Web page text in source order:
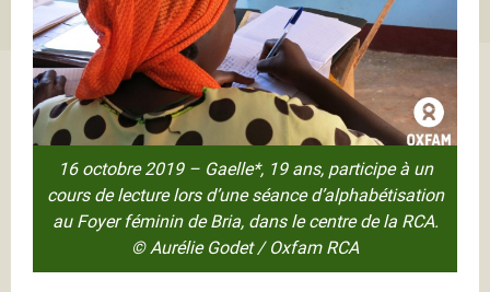
16 octobre 2019 – Gaelle*, 19 ans, participe à un
cours de lecture lors d’une séance d’alphabétisation
au Foyer féminin de Bria, dans le centre de la RCA.
© Aurélie Godet / Oxfam RCA